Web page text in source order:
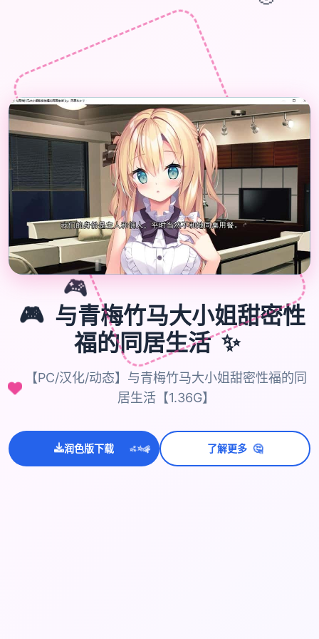
🎮
🎮 与青梅竹马大小姐甜密性
福的同居生活 ✨
【PC/汉化/动态】与青梅竹马大小姐甜密性福的同
居生活【1.36G】
润色版下载 ✨⭐💫 了解更多 🤔